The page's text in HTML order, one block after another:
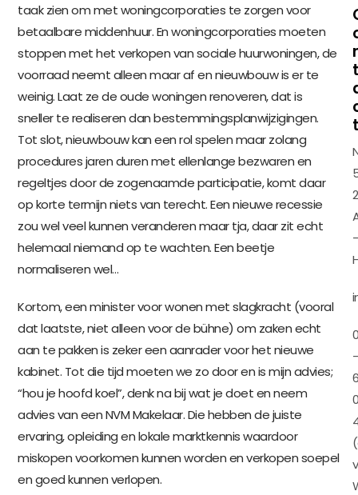
taak zien om met woningcorporaties te zorgen voor
betaalbare middenhuur. En woningcorporaties moeten
stoppen met het verkopen van sociale huurwoningen, de
voorraad neemt alleen maar af en nieuwbouw is er te
weinig. Laat ze de oude woningen renoveren, dat is
sneller te realiseren dan bestemmingsplanwijzigingen.
Tot slot, nieuwbouw kan een rol spelen maar zolang
procedures jaren duren met ellenlange bezwaren en
regeltjes door de zogenaamde participatie, komt daar
op korte termijn niets van terecht. Een nieuwe recessie
zou wel veel kunnen veranderen maar tja, daar zit echt
helemaal niemand op te wachten. Een beetje
normaliseren wel…
Kortom, een minister voor wonen met slagkracht (vooral
dat laatste, niet alleen voor de bühne) om zaken echt
aan te pakken is zeker een aanrader voor het nieuwe
kabinet. Tot die tijd moeten we zo door en is mijn advies;
“hou je hoofd koel”, denk na bij wat je doet en neem
advies van een NVM Makelaar. Die hebben de juiste
ervaring, opleiding en lokale marktkennis waardoor
miskopen voorkomen kunnen worden en verkopen soepel
en goed kunnen verlopen.
t
t